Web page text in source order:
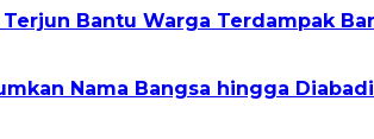
Bantu Warga Terdampak
Nama Bangsa hingga